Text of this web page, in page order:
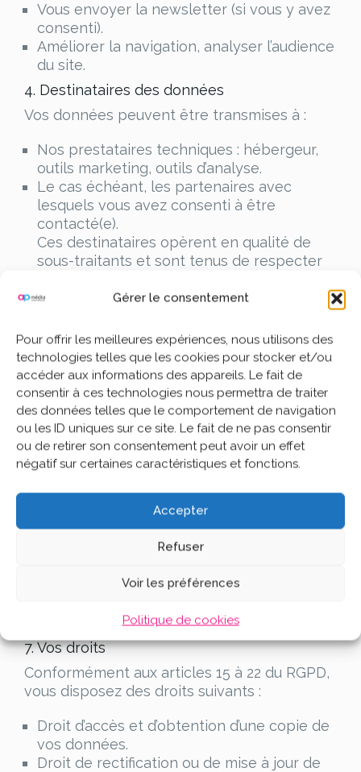
Gérer le consentement
Pour offrir les meilleures expériences, nous utilisons des
technologies telles que les cookies pour stocker et/ou
accéder aux informations des appareils. Le fait de
consentir à ces technologies nous permettra de traiter
des données telles que le comportement de navigation
ou les ID uniques sur ce site. Le fait de ne pas consentir
ou de retirer son consentement peut avoir un effet
négatif sur certaines caractéristiques et fonctions.
Accepter
Refuser
Voir les préférences
Politique de cookies
Vous envoyer la newsletter (si vous y avez
consenti).
Améliorer la navigation, analyser l’audience
du site.
4. Destinataires des données
Vos données peuvent être transmises à :
Nos prestataires techniques : hébergeur,
outils marketing, outils d’analyse.
Le cas échéant, les partenaires avec
lesquels vous avez consenti à être
contacté(e).
Ces destinataires opèrent en qualité de
sous-traitants et sont tenus de respecter
données.
européenne
Aucun transfert de données personnelles
hors de l’Union européenne n’est effectué
sans que des garanties adaptées soient
mises en place.
6. Durée de conservation
pendant une durée n’excédant pas :
24 mois après votre dernier contact dans
le cas d’un prospect.
consentement à la newsletter.
légales applicables.
7. Vos droits
Conformément aux articles 15 à 22 du RGPD,
vous disposez des droits suivants :
Droit d’accès et d’obtention d’une copie de
vos données.
Droit de rectification ou de mise à jour de